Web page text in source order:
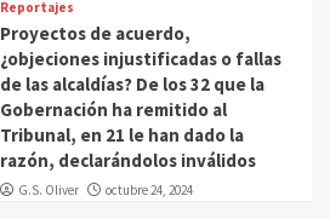
Reportajes
Proyectos de acuerdo,
¿objeciones injustificadas o fallas
de las alcaldías? De los 32 que la
Gobernación ha remitido al
Tribunal, en 21 le han dado la
razón, declarándolos inválidos
G.S. Oliver octubre 24, 2024